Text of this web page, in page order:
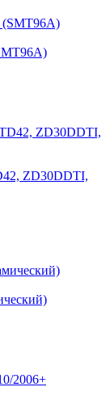
ZD30DDTI,